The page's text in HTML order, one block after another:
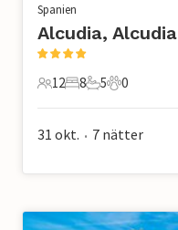
Spanien
Alcudia, Alcudia
12 Gäster
12
8 Sovrum
8
5 Badrum
5
0 Husdjur
0
31 okt. • 7 nätter